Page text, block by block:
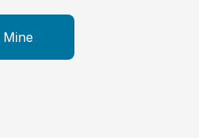
Mine